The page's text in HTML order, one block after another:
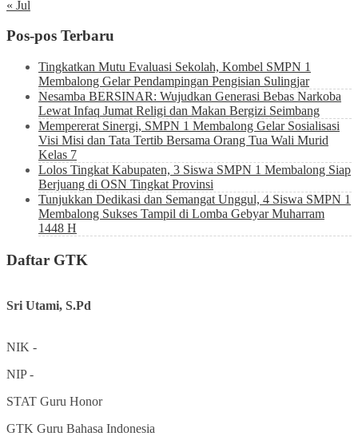
« Jul
Pos-pos Terbaru
Tingkatkan Mutu Evaluasi Sekolah, Kombel SMPN 1
Membalong Gelar Pendampingan Pengisian Sulingjar
Nesamba BERSINAR: Wujudkan Generasi Bebas Narkoba
Lewat Infaq Jumat Religi dan Makan Bergizi Seimbang
Mempererat Sinergi, SMPN 1 Membalong Gelar Sosialisasi
Visi Misi dan Tata Tertib Bersama Orang Tua Wali Murid
Kelas 7
Lolos Tingkat Kabupaten, 3 Siswa SMPN 1 Membalong Siap
Berjuang di OSN Tingkat Provinsi
Tunjukkan Dedikasi dan Semangat Unggul, 4 Siswa SMPN 1
Membalong Sukses Tampil di Lomba Gebyar Muharram
1448 H
Daftar GTK
Sri Utami, S.Pd
NIK -
NIP-
STAT Guru Honor
GTK Guru Bahasa Indonesia